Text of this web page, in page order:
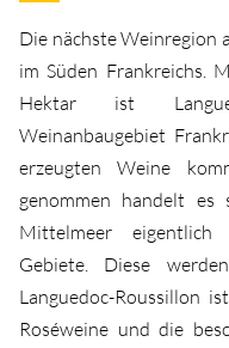
Die nächste Weinregion
im Süden Frankreichs.
Hektar ist
Weinanbaugebiet
erzeugten Weine
genommen handelt
Mittelmeer eigentlich
Gebiete. Diese
Languedoc-Roussillon
Roséweine und die